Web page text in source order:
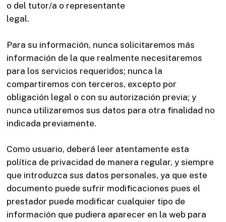
o del tutor/a o representante
legal.
Para su información, nunca solicitaremos más
información de la que realmente necesitaremos
para los servicios requeridos; nunca la
compartiremos con terceros, excepto por
obligación legal o con su autorización previa; y
nunca utilizaremos sus datos para otra finalidad no
indicada previamente.
Como usuario, deberá leer atentamente esta
política de privacidad de manera regular, y siempre
que introduzca sus datos personales, ya que este
documento puede sufrir modificaciones pues el
prestador puede modificar cualquier tipo de
información que pudiera aparecer en la web para